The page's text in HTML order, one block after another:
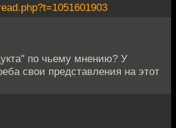
по чьему мнению? У
свои представления на этот